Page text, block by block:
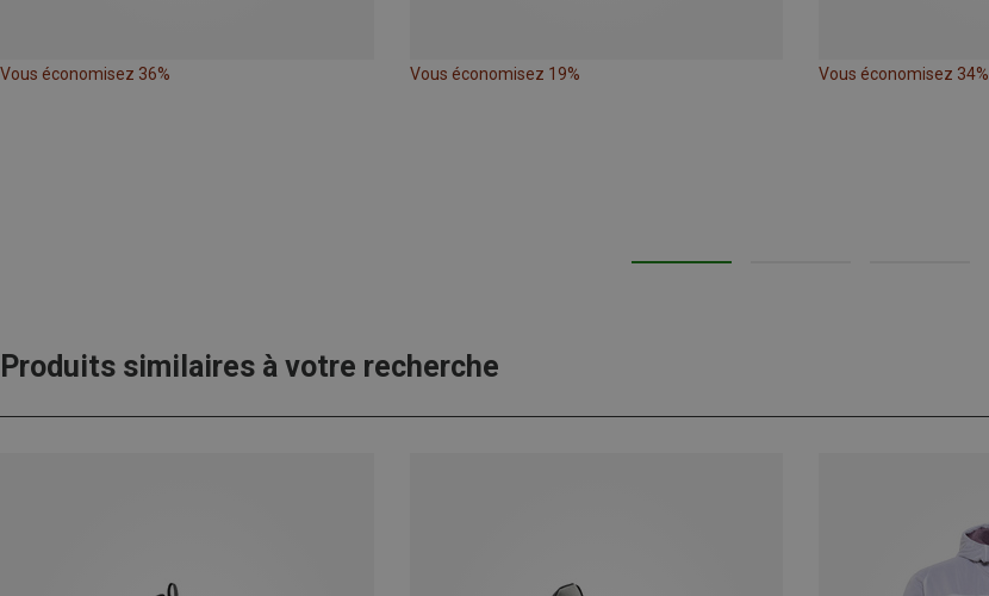
Vous économisez 36% Vous économisez 19% Vous économisez 34%
Produits similaires à votre recherche